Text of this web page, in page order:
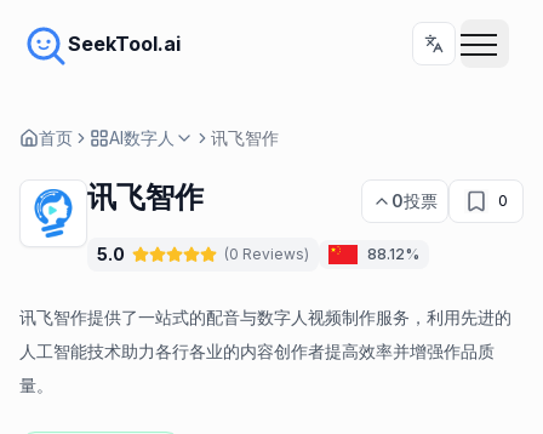
SeekTool.ai
首页 AI数字人 讯飞智作
讯飞智作 0投票 0
5.0 (0 Reviews) 88.12%
讯飞智作提供了一站式的配音与数字人视频制作服务，利用先进的
人工智能技术助力各行各业的内容创作者提高效率并增强作品质
量。